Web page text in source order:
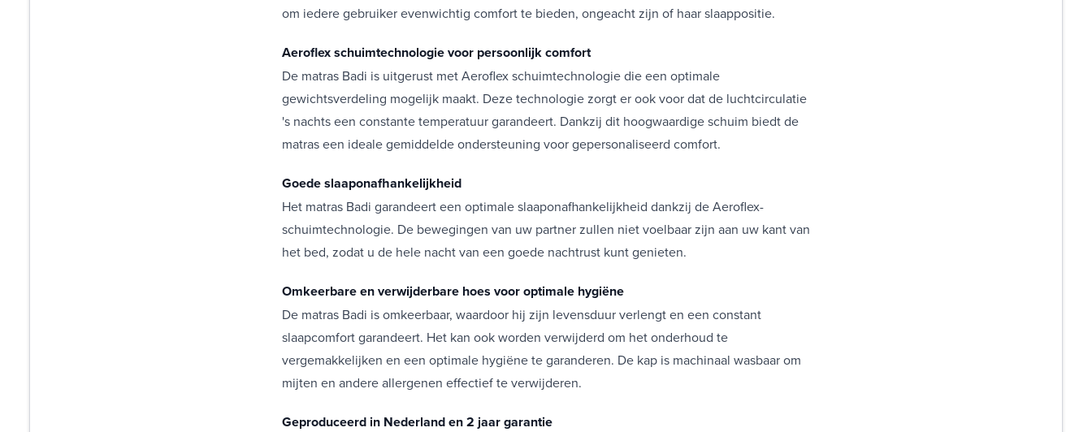
om iedere gebruiker evenwichtig comfort te bieden, ongeacht zijn of haar slaappositie.
Aeroflex schuimtechnologie voor persoonlijk comfort
De matras Badi is uitgerust met Aeroflex schuimtechnologie die een optimale
gewichtsverdeling mogelijk maakt. Deze technologie zorgt er ook voor dat de luchtcirculatie
's nachts een constante temperatuur garandeert. Dankzij dit hoogwaardige schuim biedt de
matras een ideale gemiddelde ondersteuning voor gepersonaliseerd comfort.
Goede slaaponafhankelijkheid
Het matras Badi garandeert een optimale slaaponafhankelijkheid dankzij de Aeroflex-
schuimtechnologie. De bewegingen van uw partner zullen niet voelbaar zijn aan uw kant van
het bed, zodat u de hele nacht van een goede nachtrust kunt genieten.
Omkeerbare en verwijderbare hoes voor optimale hygiëne
De matras Badi is omkeerbaar, waardoor hij zijn levensduur verlengt en een constant
slaapcomfort garandeert. Het kan ook worden verwijderd om het onderhoud te
vergemakkelijken en een optimale hygiëne te garanderen. De kap is machinaal wasbaar om
mijten en andere allergenen effectief te verwijderen.
Geproduceerd in Nederland en 2 jaar garantie